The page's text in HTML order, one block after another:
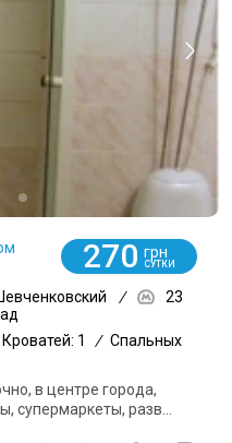
270 грн
СУТКИ
/
23
Кроватей: 1 / Спальных
в центре города,
супермаркеты, разв...